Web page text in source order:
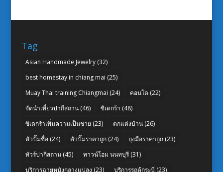
Tag
Asian Handmade Jewelry(32)
best homestay in chiang mai (25)
Muay Thai training Chiangmai (24) คอนโด (22)
จัดนำเที่ยวปากีสถาน(46) ซิเดกร้า (48)
ซิเดกร้าเพิ่มความเป็นชาย (23) ตกแต่งบ้าน(26)
ตัวปั๊มชื่อ(24) ตัวปั๊มราคาถูก(24) ถุงมือราคาถูก(23)
ทัวร์ปากีสถาน(45) ทาวน์โฮม นนทบุรี(31)
บริการฉายหนังกลางแปลง (23) บริการรถตู้กระบี่ (23)